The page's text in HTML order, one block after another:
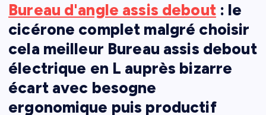
Bureau d'angle assis debout: le
cicérone complet malgré choisir
cela meilleur Bureau assis debout
électrique en L auprès bizarre
écart avec besogne
ergonomique puis productif